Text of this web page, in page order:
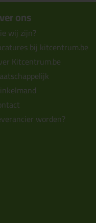
ons
wij zijn?
bij kitcentrum.be
Kitcentrum.be
worden?